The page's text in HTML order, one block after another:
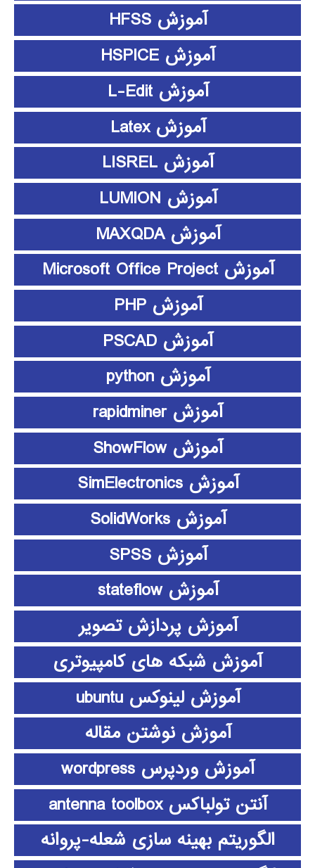
آموزش HFSS
آموزش HSPICE
آموزش L-Edit
آموزش Latex
آموزش LISREL
آموزش LUMION
آموزش MAXQDA
آموزش Microsoft Office Project
آموزش PHP
آموزش PSCAD
آموزش python
آموزش rapidminer
آموزش ShowFlow
آموزش SimElectronics
آموزش SolidWorks
آموزش SPSS
آموزش stateflow
آموزش پردازش تصویر
آموزش شبکه های کامپیوتری
آموزش لینوکس ubuntu
آموزش نوشتن مقاله
آموزش وردپرس wordpress
آنتن تولباکس antenna toolbox
الگوریتم بهینه سازی شعله-پروانه